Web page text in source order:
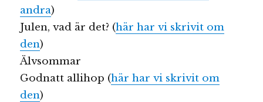
andra)
Julen, vad är det? (här har vi skrivit om
den)
Älvsommar
Godnatt allihop (här har vi skrivit om
den)